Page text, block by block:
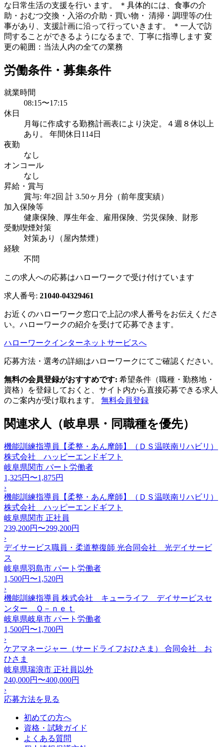
な日常生活の支援を行い ます。 ＊具体的には、食事の介
助・おむつ交換・入浴の介助・買い物・ 清掃・調理等の仕
事があり、支援計画に沿って行っていきます。 ＊一人で訪
問することができるようになるまで、丁寧に指導します 変
更の範囲：当法人内の全ての業務
労働条件・募集条件
就業時間
08:15〜17:15
休日
月毎に作成する勤務計画表により決定。４週８休以上
あり。 年間休日114日
夜勤
なし
オンコール
なし
昇給・賞与
賞与: 年2回 計 3.50ヶ月分（前年度実績）
加入保険等
健康保険、厚生年金、雇用保険、労災保険、財形
受動喫煙対策
対策あり（屋内禁煙）
経験
不問
この求人への応募はハローワークで受け付けています
求人番号: 21040-04329461
お近くのハローワーク窓口で上記の求人番号をお伝えくださ
い。ハローワークの紹介を受けて応募できます。
ハローワークインターネットサービスへ
応募方法・選考の詳細はハローワークにてご確認ください。
無料の会員登録がおすすめです: 希望条件（職種・勤務地・
資格）を登録しておくと、サイト内から直接応募できる求人
のご案内が受け取れます。 無料会員登録
関連求人（岐阜県・同職種を優先）
機能訓練指導員【柔整・あん摩師】（ＤＳ温咲南リハビリ）
株式会社 ハッピーエンドギフト
岐阜県関市 パート労働者
1,325円〜1,875円
›
機能訓練指導員【柔整・あん摩師】（ＤＳ温咲南リハビリ）
株式会社 ハッピーエンドギフト
岐阜県関市 正社員
239,200円〜299,200円
›
デイサービス職員・柔道整復師 光合同会社 光デイサービ
ス
岐阜県羽島市 パート労働者
1,500円〜1,520円
›
機能訓練指導員 株式会社 キューライフ デイサービスセ
ンター Ｑ－ｎｅｔ
岐阜県岐阜市 パート労働者
1,500円〜1,700円
›
ケアマネージャー（サードライフおひさま） 合同会社 お
ひさま
岐阜県瑞浪市 正社員以外
240,000円〜400,000円
›
応募方法を見る
初めての方へ
資格・試験ガイド
よくある質問